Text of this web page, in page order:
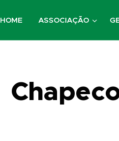
HOME ASSOCIAÇÃO